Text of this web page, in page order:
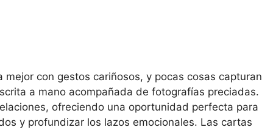
mejor con gestos cariñosos, y pocas cosas capturan
a mano acompañada de fotografías preciadas.
ofreciendo una oportunidad perfecta para
y profundizar los lazos emocionales. Las cartas